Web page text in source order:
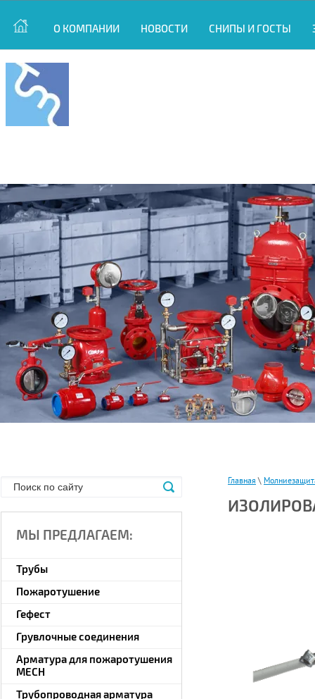
О КОМПАНИИ НОВОСТИ СНИПЫ И ГОСТЫ
Главная \
МЫ ПРЕДЛАГАЕМ:
Трубы
Пожаротушение
Гефест
Грувлочные соединения
Арматура для пожаротушения
MECH
Трубопроводная арматура